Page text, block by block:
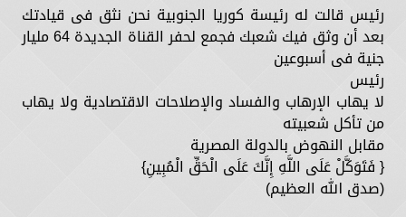
رئيس قالت له رئيسة كوريا الجنوبية نحن نثق فى قيادتك
بعد أن وثق فيك شعبك فجمع لحفر القناة الجديدة 64 مليار
جنية فى أسبوعين
رئيس
لا يهاب الإرهاب والفساد والإصلاحات الاقتصادية ولا يهاب
من تأكل شعبيته
مقابل النهوض بالدولة المصرية
{ فَتَوَكَّلْ عَلَى اللَّهِ إِنَّكَ عَلَى الْحَقِّ الْمُبِينِ}
(صدق الله العظيم)